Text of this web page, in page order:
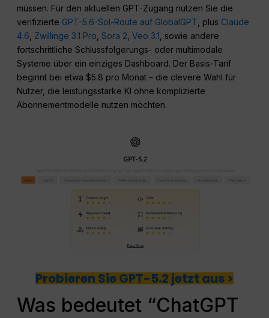
müssen. Für den aktuellen GPT-Zugang nutzen Sie die
verifizierte GPT-5.6-Sol-Route auf GlobalGPT , plus Claude
4.6 Zwillinge 3.1 Pro ,Sora 2 ,Veo 3.1 , sowie andere
fortschrittliche Schlussfolgerungs- oder multimodale
Systeme über ein einziges Dashboard. Der Basis-Tarif
beginnt bei etwa $5.8 pro Monat – die clevere Wahl für
Nutzer, die leistungsstarke KI ohne komplizierte
Abonnementmodelle nutzen möchten.
Probieren Sie GPT-5.2 jetzt aus >
Was bedeutet “ChatGPT